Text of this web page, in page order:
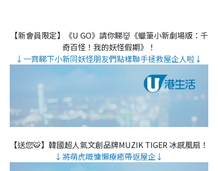
【新會員限定】《U GO》請你睇👹《蠟筆小新劇場版：千
奇百怪！我的妖怪假期》！
↓一齊睇下小新同妖怪朋友們點樣聯手拯救屋企人啦↓
【送您🐯】韓國超人氣文創品牌MUZIK TIGER 冰感風扇！
↓將萌虎嘅慵懶療癒帶返屋企↓